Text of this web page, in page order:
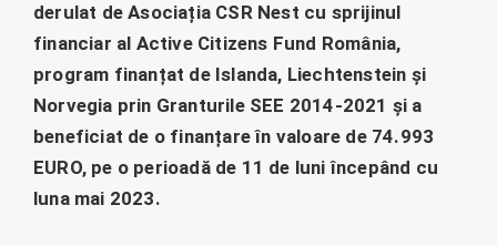
derulat de Asociația CSR Nest cu sprijinul
financiar al Active Citizens Fund România,
program finanțat de Islanda, Liechtenstein și
Norvegia prin Granturile SEE 2014-2021 și a
beneficiat de o finanțare în valoare de 74.993
EURO, pe o perioadă de 11 de luni începând cu
luna mai 2023.